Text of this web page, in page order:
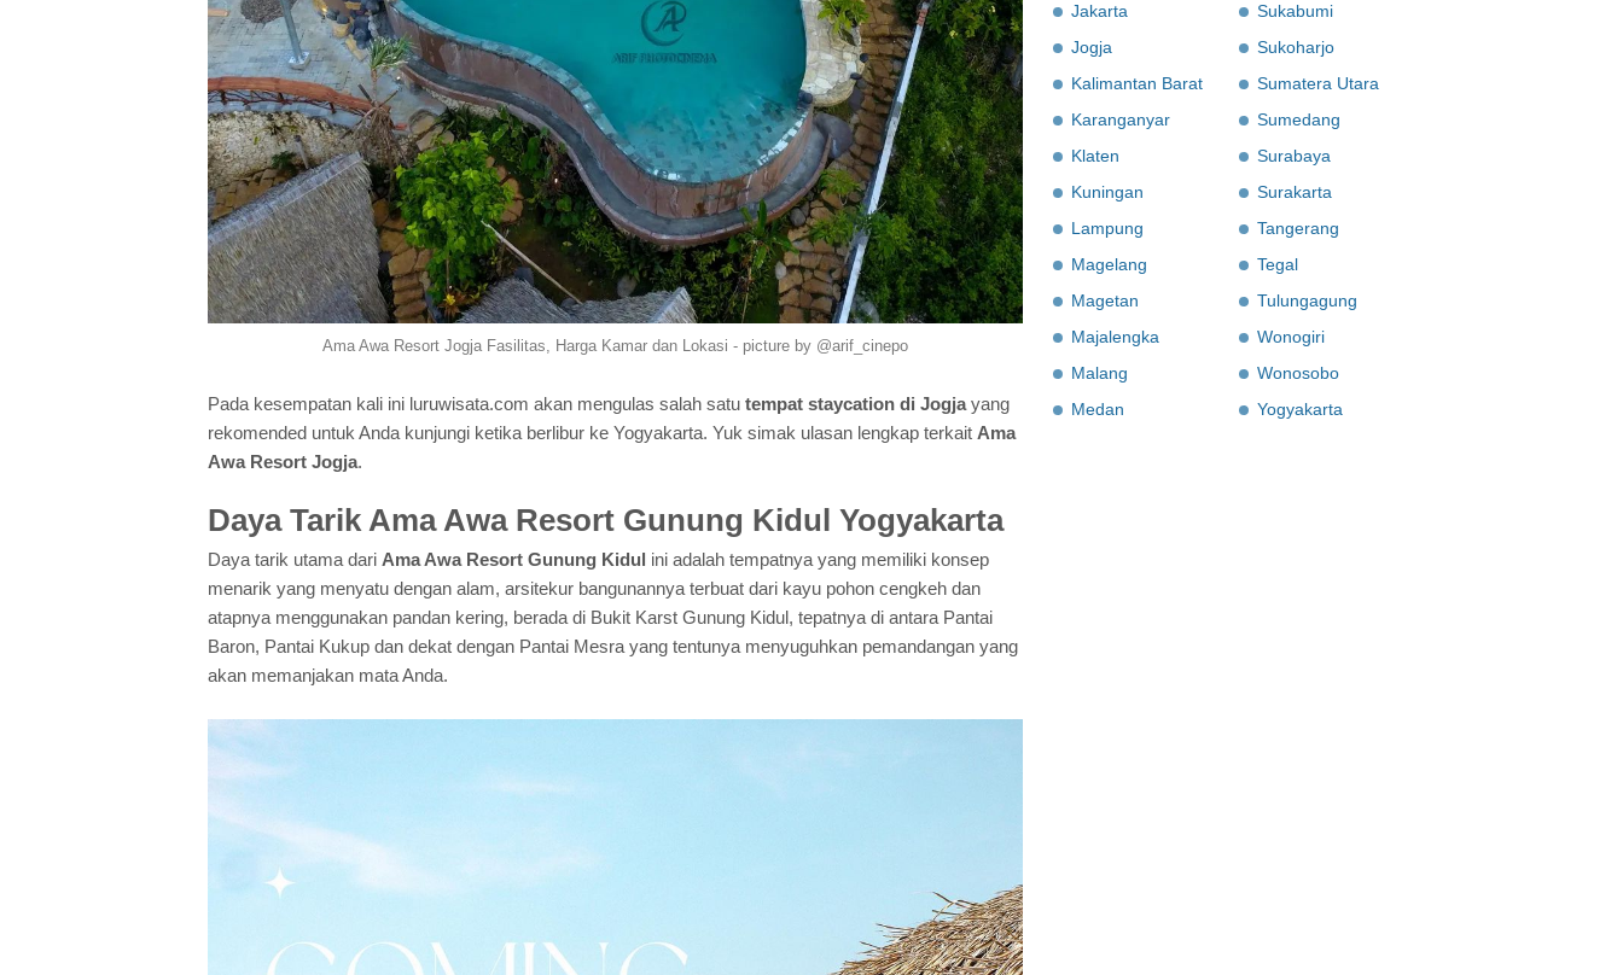
Ama Awa Resort Jogja Fasilitas, Harga Kamar dan Lokasi - picture by @arif_cinepo
Pada kesempatan kali ini luruwisata.com akan mengulas salah satu tempat staycation di Jogjayang
rekomended untuk Anda kunjungi ketika berlibur ke Yogyakarta. Yuk simak ulasan lengkap terkait Ama
Awa Resort Jogja.
Daya Tarik Ama Awa Resort Gunung Kidul Yogyakarta
Daya tarik utama dari Ama Awa Resort Gunung Kidul ini adalah tempatnya yang memiliki konsep
menarik yang menyatu dengan alam, arsitekur bangunannya terbuat dari kayu pohon cengkeh dan
atapnya menggunakan pandan kering, berada di Bukit Karst Gunung Kidul, tepatnya di antara Pantai
Baron, Pantai Kukup dan dekat dengan Pantai Mesra yang tentunya menyuguhkan pemandangan yang
akan memanjakan mata Anda.
Jakarta
Jogja
Kalimantan Barat
Karanganyar
Klaten
Kuningan
Lampung
Magelang
Magetan
Majalengka
Malang
Medan
Sukabumi
Sukoharjo
Sumatera Utara
Sumedang
Surabaya
Surakarta
Tangerang
Tegal
Tulungagung
Wonogiri
Wonosobo
Yogyakarta